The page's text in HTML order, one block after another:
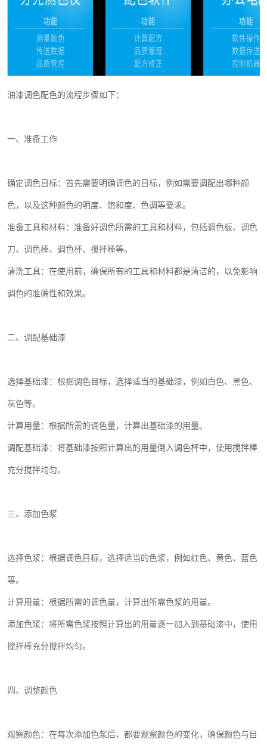
油漆调色配色的流程步骤如下：
一、准备工作
确定调色目标：首先需要明确调色的目标，例如需要调配出哪种颜
色，以及这种颜色的明度、饱和度、色调等要求。
准备工具和材料：准备好调色所需的工具和材料，包括调色板、调色
刀、调色棒、调色杯、搅拌棒等。
清洗工具：在使用前，确保所有的工具和材料都是清洁的，以免影响
调色的准确性和效果。
二、调配基础漆
选择基础漆：根据调色目标，选择适当的基础漆，例如白色、黑色、
灰色等。
计算用量：根据所需的调色量，计算出基础漆的用量。
调配基础漆：将基础漆按照计算出的用量倒入调色杯中，使用搅拌棒
充分搅拌均匀。
三、添加色浆
选择色浆：根据调色目标，选择适当的色浆，例如红色、黄色、蓝色
等。
计算用量：根据所需的调色量，计算出所需色浆的用量。
添加色浆：将所需色浆按照计算出的用量逐一加入到基础漆中，使用
搅拌棒充分搅拌均匀。
四、调整颜色
观察颜色：在每次添加色浆后，都要观察颜色的变化，确保颜色与目